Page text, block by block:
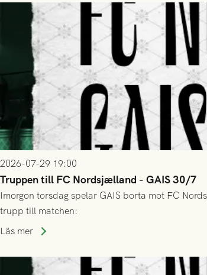
2026-07-29 19:00
Truppen till FC Nordsjælland - GAIS 30/7
Imorgon torsdag spelar GAIS borta mot FC
trupp till matchen:
Läs mer